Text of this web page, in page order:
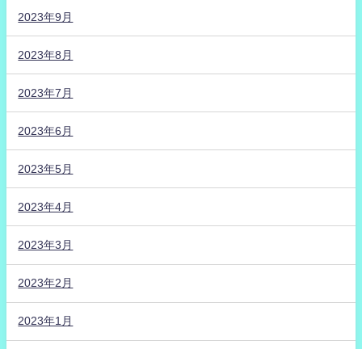
2023年9月
2023年8月
2023年7月
2023年6月
2023年5月
2023年4月
2023年3月
2023年2月
2023年1月